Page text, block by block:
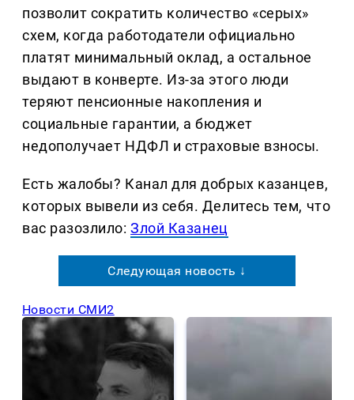
позволит сократить количество «серых»
схем, когда работодатели официально
платят минимальный оклад, а остальное
выдают в конверте. Из-за этого люди
теряют пенсионные накопления и
социальные гарантии, а бюджет
недополучает НДФЛ и страховые взносы.
Есть жалобы? Канал для добрых казанцев,
которых вывели из себя. Делитеcь тем, что
вас разозлило:Злой Казанец
Следующая новость ↓
Новости СМИ2